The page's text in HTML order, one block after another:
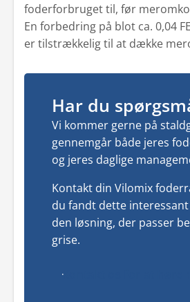
foderforbruget til, før
En forbedring på blot ca. 0,04
er tilstrækkelig til at dække
Har du
Vi kommer gerne på
gennemgår både jeres
og jeres daglige
Kontakt din Vilomix
du fandt dette interessant
den løsning, der passer
grise.
Kontakt os for at høre